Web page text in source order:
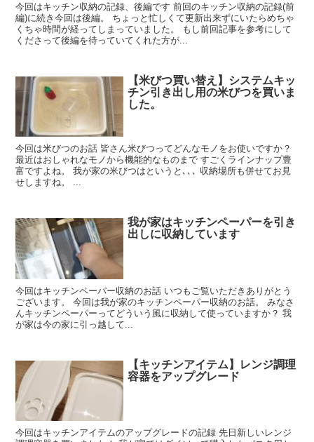
今回はキッチン収納の記録、後編です 前回のキッチン収納の記録(前
編)に続き今回は後編。 ちょっと忙しくて更新出来ずにいたらめちゃ
くちゃ時間が経ってしまっていました。 もし前回記事を参考にして
くださって後編を待っていてくれた方が...
【米びつ買い替え】システムキッ
チン引き出し用の米びつを買いま
した。
今回は米びつのお話 皆さん米びつってどんなモノをお使いですか？
最近はおしゃれなモノから機能的なものまで すごくラインナップ豊
富ですよね。 我が家の米びつはというと､､､ 収納場所も併せてお見
せしますね。 ...
我が家はキッチンペーパーを引き
出しに収納しています
今回はキッチンペーパー収納のお話 いつもご覧いただきありがとう
ございます。 今回は我が家のキッチンペーパー収納のお話。 みなさ
んキッチンペーパーってどういう風に収納して使っていますか？ 我
が家は今の家に引っ越して...
【キッチンアイテム】レンジ調理
容器をアップグレード
今回はキッチンアイテムのアップグレードの記録 先日新しいレンジ